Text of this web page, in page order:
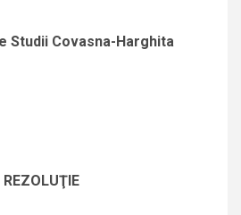
Studii Covasna-Harghita
REZOLUŢIE